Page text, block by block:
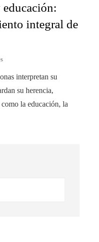
integral de
interpretan su
su herencia,
la educación, la